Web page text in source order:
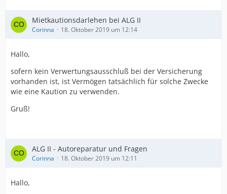
Mietkautionsdarlehen bei ALG II
Corinna 18. Oktober 2019 um 12:14
Hallo,
sofern kein Verwertungsausschluß bei der Versicherung
vorhanden ist, ist Vermögen tatsächlich für solche Zwecke
wie eine Kaution zu verwenden.
Gruß!
ALG II - Autoreparatur und Fragen
Corinna 18. Oktober 2019 um 12:11
Hallo,